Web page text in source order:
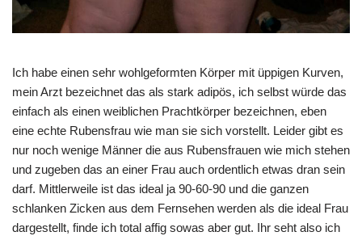
Ich habe einen sehr wohlgeformten Körper mit üppigen Kurven,
mein Arzt bezeichnet das als stark adipös, ich selbst würde das
einfach als einen weiblichen Prachtkörper bezeichnen, eben
eine echte Rubensfrau wie man sie sich vorstellt. Leider gibt es
nur noch wenige Männer die aus Rubensfrauen wie mich stehen
und zugeben das an einer Frau auch ordentlich etwas dran sein
darf. Mittlerweile ist das ideal ja 90-60-90 und die ganzen
schlanken Zicken aus dem Fernsehen werden als die ideal Frau
dargestellt, finde ich total affig sowas aber gut. Ihr seht also ich